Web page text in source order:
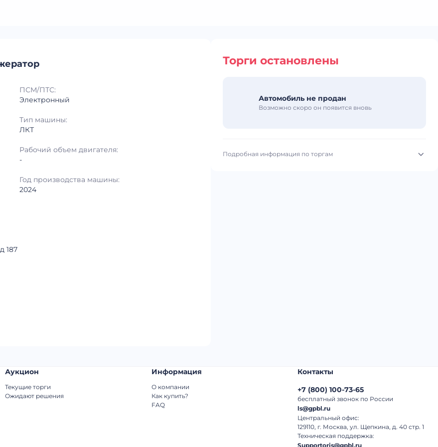
ПСМ/ПТС:
Электронный
Тип машины:
ЛКТ
Рабочий объем двигателя:
-
Год производства машины:
2024
187
Торги остановлены
Автомобиль не продан
Возможно скоро он появится вновь
Подробная информация по торгам
Аукцион
Текущие торги
Ожидают решения
Информация
О компании
Как купить?
FAQ
Контакты
+7 (800) 100-73-65
бесплатный звонок по России
ls@gpbl.ru
Центральный офис:
129110, г. Москва, ул. Щепкина, д. 40 стр. 1
Техническая поддержка:
Supportoris@gpbl.ru